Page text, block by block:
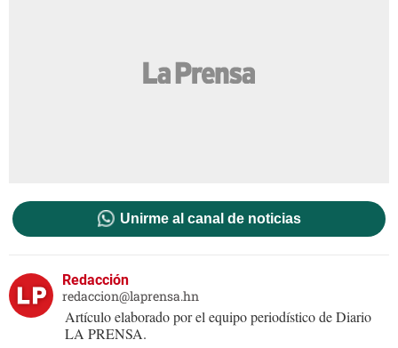
Unirme al canal de noticias
Redacción
redaccion@laprensa.hn
Artículo elaborado por el equipo periodístico de Diario
LA PRENSA.